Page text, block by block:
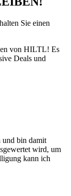
Sie einen
von HILTL! Es
Deals und
und bin damit
wird, um
kann ich